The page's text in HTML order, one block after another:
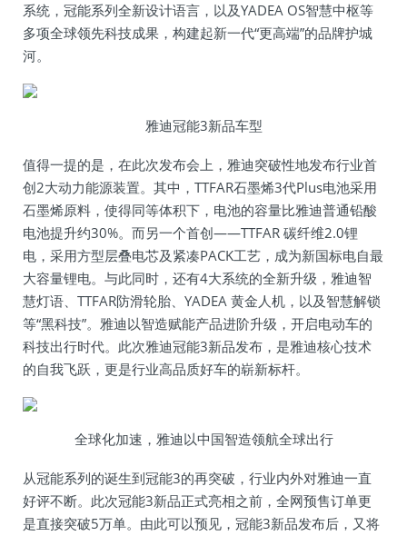
系统，冠能系列全新设计语言，以及YADEA OS智慧中枢等
多项全球领先科技成果，构建起新一代“更高端”的品牌护城
河。
雅迪冠能3新品车型
值得一提的是，在此次发布会上，雅迪突破性地发布行业首
创2大动力能源装置。其中，TTFAR石墨烯3代Plus电池采用
石墨烯原料，使得同等体积下，电池的容量比雅迪普通铅酸
电池提升约30%。而另一个首创——TTFAR 碳纤维2.0锂
电，采用方型层叠电芯及紧凑PACK工艺，成为新国标电自最
大容量锂电。与此同时，还有4大系统的全新升级，雅迪智
慧灯语、TTFAR防滑轮胎、YADEA 黄金人机，以及智慧解锁
等“黑科技”。雅迪以智造赋能产品进阶升级，开启电动车的
科技出行时代。此次雅迪冠能3新品发布，是雅迪核心技术
的自我飞跃，更是行业高品质好车的崭新标杆。
全球化加速，雅迪以中国智造领航全球出行
从冠能系列的诞生到冠能3的再突破，行业内外对雅迪一直
好评不断。此次冠能3新品正式亮相之前，全网预售订单更
是直接突破5万单。由此可以预见，冠能3新品发布后，又将